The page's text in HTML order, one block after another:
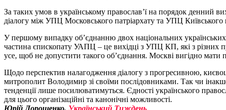
За таких умов в українському православ’ї на порядок денний
діалогу між УПЦ Московського патріархату та УПЦ Київського
У першому випадку об’єднанню двох національних
частина єпископату УАПЦ – це вихідці з УПЦ КП, які з різних
усе, щоб не допустити такого об’єднання. Москві вигідно
Щодо перспектив налагодження діалогу з прогресивною,
митрополит Володимир зі своїми послідовниками. Так чи
тенденції лише посилюватимуться. Єдності українського
для цього організаційні та канонічні можливості.